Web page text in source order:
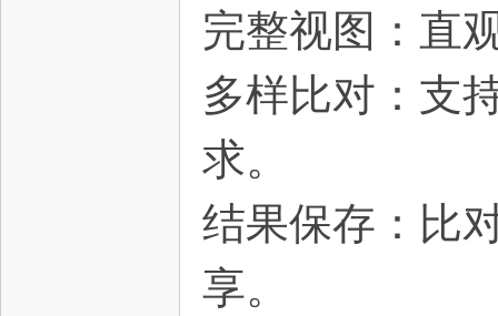
完整视图：直
多样比对：支
求。
结果保存：比
享。